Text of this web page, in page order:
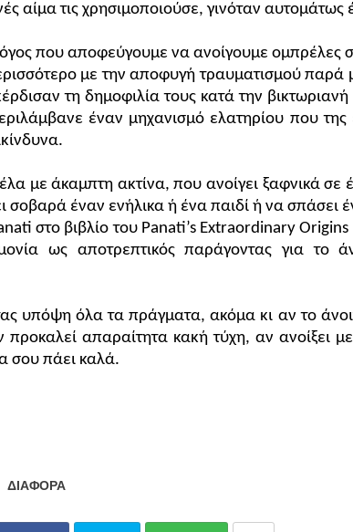
αίμα τις χρησιμοποιούσε, γινόταν
που αποφεύγουμε να ανοίγουμε ομπρέλες
με την αποφυγή τραυματισμού παρά
τη δημοφιλία τους κατά την
έναν μηχανισμό ελατηρίου που της
με άκαμπτη ακτίνα, που ανοίγει ξαφνικά
σοβαρά έναν ενήλικα ή ένα παιδί ή να σπάσει
στο βιβλίο του Panati’s Extraordinary
ως αποτρεπτικός παράγοντας για το
υπόψη όλα τα πράγματα, ακόμα κι αν το
προκαλεί απαραίτητα κακή τύχη, αν
σου πάει καλά.
ΔΙΑΦΟΡΑ